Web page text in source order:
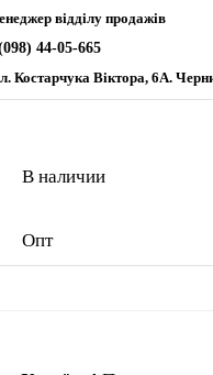
відділу продажів
44-05-665
Коcтарчука Віктора, 6А.
В наличии
Опт